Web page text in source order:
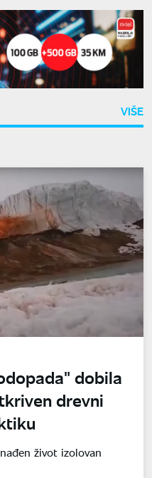
VIŠE
dobila
drevni
život izolovan